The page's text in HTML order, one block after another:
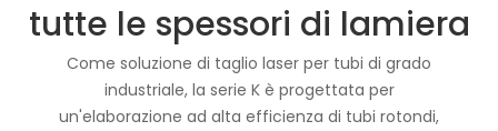
tutte le spessori di lamiera
Come soluzione di taglio laser per tubi di grado
industriale, la serie K è progettata per
un'elaborazione ad alta efficienza di tubi rotondi,